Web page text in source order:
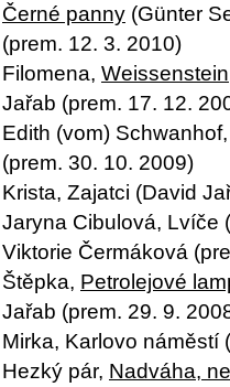
Černé panny (Günter
(prem. 12. 3. 2010)
Filomena, Weissenstein
Jařab (prem. 17. 12.
Edith (vom)
(prem. 30. 10. 2009)
Krista, Zajatci (David
Jaryna Cibulová, Lvíče
Viktorie Čermáková
Štěpka, Petrolejové
Jařab (prem. 29. 9.
Mirka, Karlovo náměstí
Hezký pár, Nadváha,